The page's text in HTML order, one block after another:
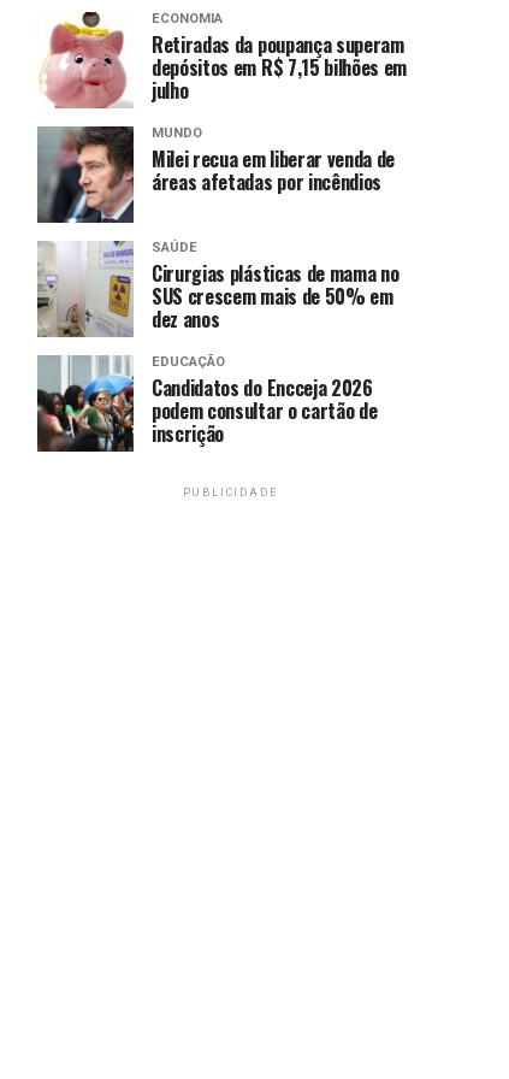
ECONOMIA
Retiradas da poupança superam
depósitos em R$ 7,15 bilhões em
julho
MUNDO
Milei recua em liberar venda de
áreas afetadas por incêndios
SAÚDE
Cirurgias plásticas de mama no
SUS crescem mais de 50% em
dez anos
EDUCAÇÃO
Candidatos do Encceja 2026
podem consultar o cartão de
inscrição
PUBLICIDADE